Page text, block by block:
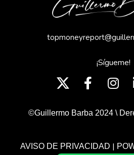
¡Sígueme!
©Guillermo Barba 2024 \
AVISO DE PRIVACIDAD |